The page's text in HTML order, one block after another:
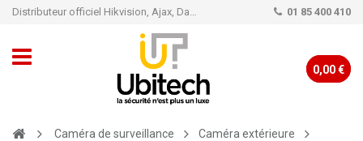
Distributeur officiel Hikvision, Ajax, Dahua, TP-Link - Caméra de vidéo surveillance - Alarme 01 85 400 410
0,00 €
Caméra de surveillance
Caméra extérieure